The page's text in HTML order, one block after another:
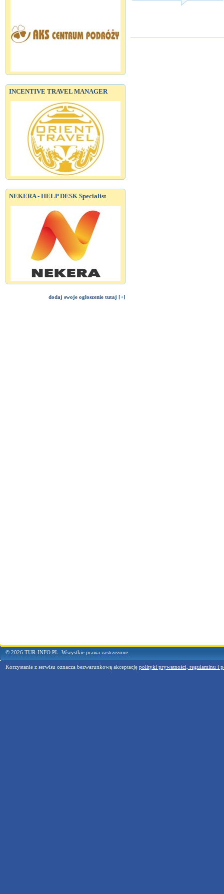
INCENTIVE TRAVEL MANAGER
NEKERA - HELP DESK Specialist
dodaj swoje ogłoszenie tutaj [+]
© 2026 TUR-INFO.PL. Wszystkie prawa zastrzeżone.
Korzystanie z serwisu oznacza bezwarunkową akceptację polityki prywatności, regulaminu i